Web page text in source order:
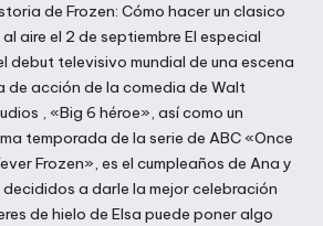
de Frozen: Cómo hacer un clasico
aire el 2 de septiembre El especial
debut televisivo mundial de una escena
de acción de la comedia de Walt
, «Big 6 héroe», así como un
temporada de la serie de ABC «Once
Frozen», es el cumpleaños de Ana y
a darle la mejor celebración
de hielo de Elsa puede poner algo